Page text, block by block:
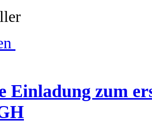
Einladung zum